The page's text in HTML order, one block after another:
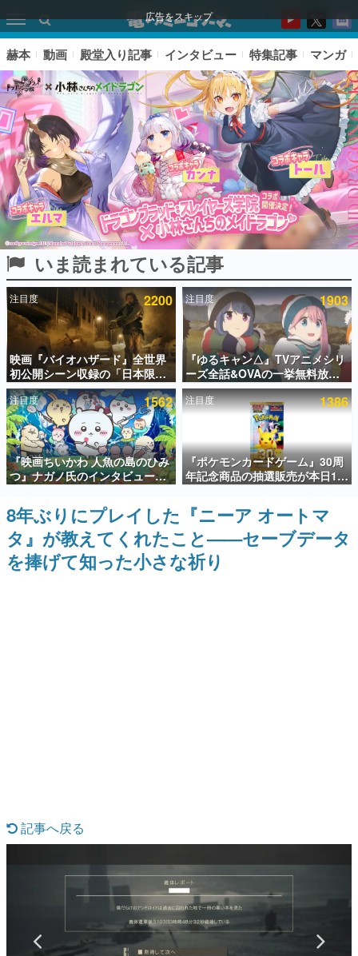
広告をスキップ
ピックアップ
電ファミのいま読まれている記事ランキング
アプリセール情報
インタビュー
連載・特集一覧
殿堂入り記事
SNS拡散数が数千以上！ ページビュー数万以上！ などな
ど。多くの人々に読まれた、電ファミ渾身の“殿堂入り”記
事をまとめました。
ゲームの企画書
名作ゲームクリエイターの方々に製作時のエピソードをお
聞きし、ヒットする企画（ゲーム）とは何か？を探ってい
きます。
『うつヌケ』『ペンと箸』等で知られるマンガ家・田中圭
なんでゲームは面白い？
ゲーム開発者・hamatsu氏がゲームの魅力を画面や操作の
具体的な形から解き明かしていく、硬派で骨太な評論連載
です。
赫本 動画 殿堂入り記事 インタビュー 特集記事 マンガ
いま読まれている記事
注目度 2200
映画『バイオハザード』全世界
初公開シーン収録の「日本限
定」予告映像が解禁。バイオの
日（8月10日）にあわせて、
「ラクーンシティ総合病院」へ
行く配達人の姿が披露
注目度 1903
『ゆるキャン△』TVアニメシリ
ーズ全話&OVAの一挙無料放送
がABEMAで開催決定。8月11日
「山の日」の午前0時から実施
注目度 1562
『映画ちいかわ 人魚の島のひみ
つ』ナガノ氏のインタビューが
解禁。もしまた映画をやれるな
ら「島二郎とオデが取っ組み合
いの喧嘩をする話」にしたいと
回答
注目度 1386
『ポケモンカードゲーム』30周
年記念商品の抽選販売が本日12
時より開始。拡張パック「30th
CELEBRATION」のボックス
に、「プレミアムデッキセット
エーフィ・ブラッキー」
「FUTURISTIC BOX」の計3商
品
8年ぶりにプレイした『ニーア オートマ
タ』が教えてくれたこと——セーブデータ
を捧げて知った小さな祈り
記事へ戻る